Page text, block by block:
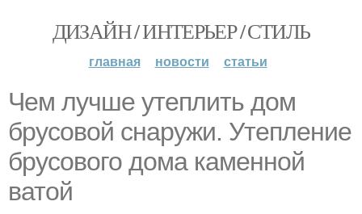
ДИЗАЙН / ИНТЕРЬЕР / СТИЛЬ
главная новости статьи
Чем лучше утеплить дом
брусовой снаружи. Утепление
брусового дома каменной
ватой